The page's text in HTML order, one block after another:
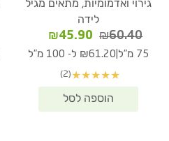
גירוי ואדמומיות, מתאים מגיל
לידה
₪60.40
המחיר
המקורי
₪60.40.
₪45.90
המחיר
הנוכחי
75 מ"ל ₪61.20 ל- 100 מ"ל
★
★
★
★
★
(2)